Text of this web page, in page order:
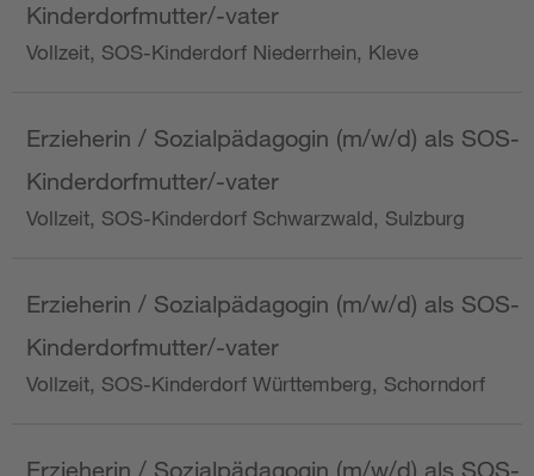
Kinderdorfmutter/-vater
Vollzeit, SOS-Kinderdorf Niederrhein, Kleve
Erzieherin / Sozialpädagogin (m/w/d) als SOS-
Kinderdorfmutter/-vater
Vollzeit, SOS-Kinderdorf Schwarzwald, Sulzburg
Erzieherin / Sozialpädagogin (m/w/d) als SOS-
Kinderdorfmutter/-vater
Vollzeit, SOS-Kinderdorf Württemberg, Schorndorf
Erzieherin / Sozialpädagogin (m/w/d) als SOS-